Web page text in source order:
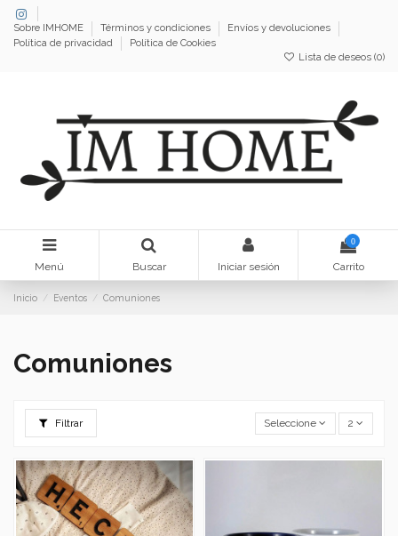
Sobre IMHOME Términos y condiciones
Envíos y devoluciones
Política de privacidad
Política de Cookies
Lista de deseos (0)
Menú Buscar Iniciar sesión
0
Carrito
Inicio Eventos Comuniones
Comuniones
Filtrar Seleccione 2